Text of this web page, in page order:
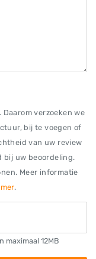
verzoeken we
bij te voegen of
van uw review
uw beoordeling.
Meer informatie
.
maximaal 12MB